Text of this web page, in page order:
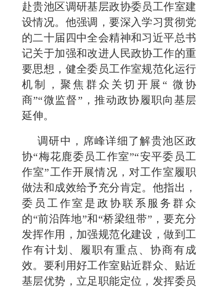
赴贵池区调研基层政协委员工作室建
设情况。他强调，要深入学习贯彻党
的二十届四中全会精神和习近平总书
记关于加强和改进人民政协工作的重
要思想，健全委员工作室规范化运行
机制，聚焦群众关切开展“ 微协
商”“微监督”，推动政协履职向基层
延伸。
调研中，席峰详细了解贵池区政
协“梅花鹿委员工作室”“安平委员工
作室”工作开展情况，对工作室履职
做法和成效给予充分肯定。他指出，
委员工作室是政协联系服务群众
的“前沿阵地”和“桥梁纽带”，要充分
发挥作用，加强规范化建设，做到工
作有计划、履职有重点、协商有成
效。要利用好工作室贴近群众、贴近
基层优势，立足职能定位，发挥委员